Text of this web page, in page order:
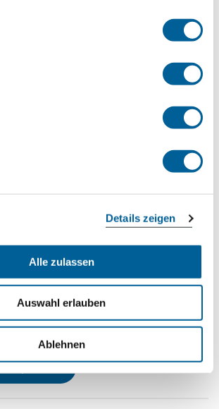
Details zeigen
Alle zulassen
Auswahl erlauben
Ablehnen
prüfen
08:55 Uhr
prüfen
08:55 Uhr